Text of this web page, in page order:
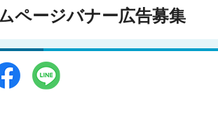
ページバナー広告募集